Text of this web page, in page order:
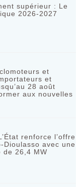
supérieur : Le
2026-2027
et
et
28 août
aux nouvelles
renforce l’offre
Dioulasso avec une
de 26,4 MW